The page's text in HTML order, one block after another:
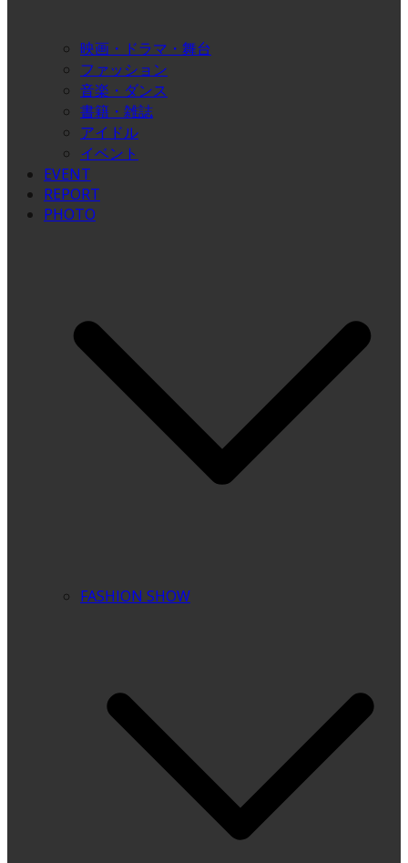
映画・ドラマ・舞台
ファッション
音楽・ダンス
書籍・雑誌
アイドル
イベント
EVENT
REPORT
PHOTO
FASHION SHOW